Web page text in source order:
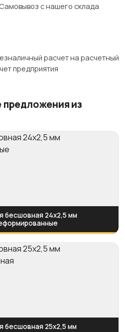
Самовывоз с нашего склада
расчет на расчетный
предприятия
из
бесшовная 24х2,5 мм
бесшовная 25х2,5 мм